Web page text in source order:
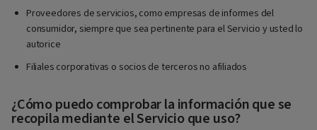
Proveedores de servicios, como empresas de informes del
consumidor, siempre que sea pertinente para el Servicio y usted lo
autorice
Filiales corporativas o socios de terceros no afiliados
¿Cómo puedo comprobar la información que se
recopila mediante el Servicio que uso?